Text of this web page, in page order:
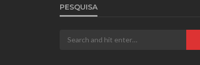
PESQUISA